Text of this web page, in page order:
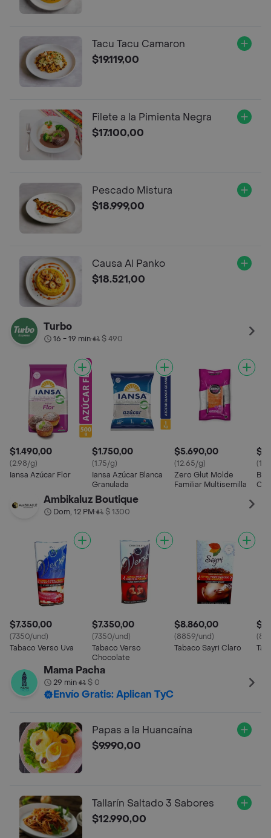
Tacu Tacu Camaron
$19.119,00
Filete a la Pimienta Negra
$17.100,00
Pescado Mistura
$18.999,00
Causa Al Panko
$18.521,00
Turbo
16 - 19 min• $ 490
$1.490,00
(2.98/g)
Iansa Azúcar Flor
$1.750,00
(1.75/g)
Iansa Azúcar Blanca
Granulada
$5.690,00
(12.65/g)
Zero Glut Molde
Familiar Multisemilla
B
Ambikaluz Boutique
Dom, 12 PM• $ 1300
$7.350,00
(7350/und)
Tabaco Verso Uva
$7.350,00
(7350/und)
Tabaco Verso
Chocolate
$8.860,00
(8859/und)
Tabaco Sayri Claro
Mama Pacha
29 min• $ 0
Envío Gratis: Aplican TyC
Papas a la Huancaína
$9.990,00
Tallarín Saltado 3 Sabores
$12.990,00